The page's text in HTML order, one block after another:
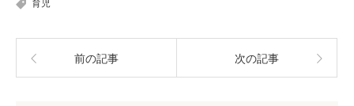
育児
前の記事 次の記事